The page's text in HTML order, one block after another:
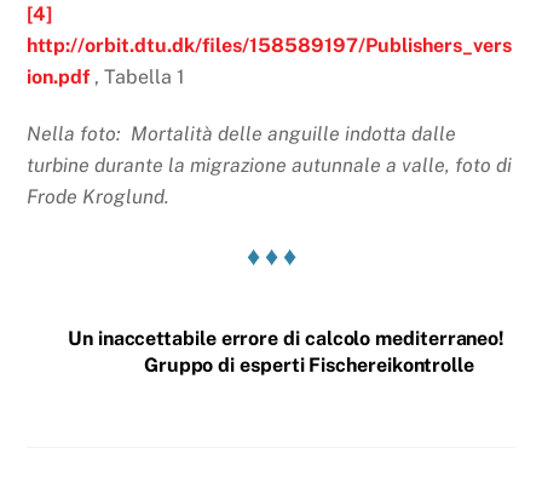
[4]
http://orbit.dtu.dk/files/158589197/Publishers_vers
ion.pdf , Tabella 1
Nella foto: Mortalità delle anguille indotta dalle
turbine durante la migrazione autunnale a valle, foto di
Frode Kroglund.
♦ ♦ ♦
Un inaccettabile errore di calcolo mediterraneo!
Gruppo di esperti Fischereikontrolle